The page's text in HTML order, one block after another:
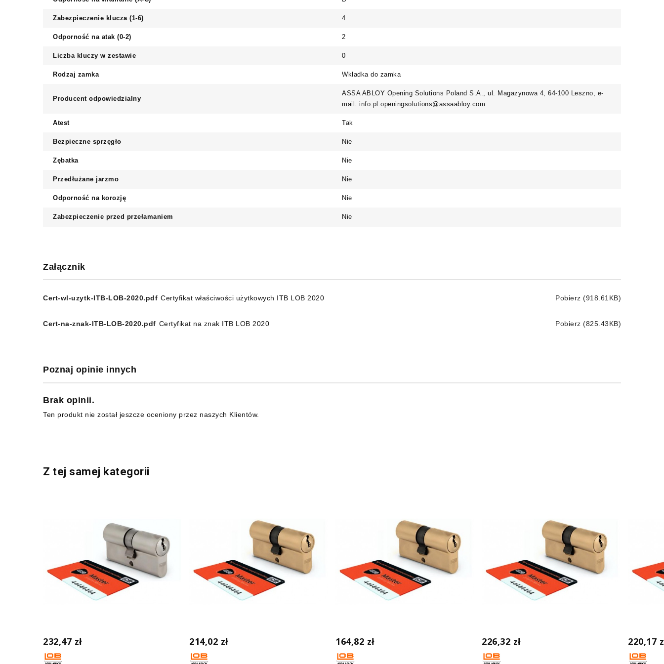
Zabezpieczenie klucza (1-6) 4
Odporność na atak (0-2) 2
Liczba kluczy w zestawie 0
Rodzaj zamka Wkładka do zamka
Producent odpowiedzialny
ASSA ABLOY Opening Solutions Poland S.A., ul. Magazynowa 4, 64-100 Leszno, e-
mail: info.pl.openingsolutions@assaabloy.com
Atest Tak
Bezpieczne sprzęgło Nie
Zębatka Nie
Przedłużane jarzmo Nie
Odporność na korozję Nie
Zabezpieczenie przed przełamaniem Nie
Załącznik
Cert-wl-uzytk-ITB-LOB-2020.pdf Certyfikat właściwości użytkowych ITB LOB 2020 Pobierz (918.61KB)
Cert-na-znak-ITB-LOB-2020.pdf Certyfikat na znak ITB LOB 2020 Pobierz (825.43KB)
Poznaj opinie innych
Brak opinii.
Ten produkt nie został jeszcze oceniony przez naszych Klientów.
Z tej samej kategorii
232,47 zł 214,02 zł 164,82 zł 226,32 zł 220,17